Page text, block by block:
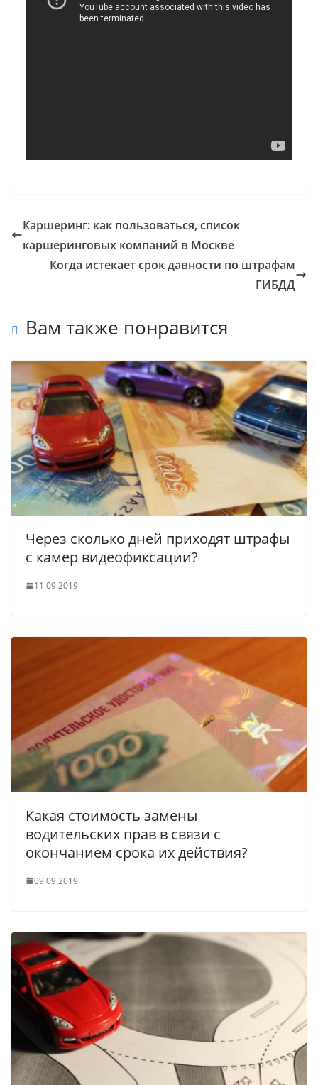
Каршеринг: как пользоваться, список
каршеринговых компаний в Москве
Когда истекает срок давности по штрафам
ГИБДД
Вам также понравится
Через сколько дней приходят штрафы
с камер видеофиксации?
11.09.2019
Какая стоимость замены
водительских прав в связи с
окончанием срока их действия?
09.09.2019